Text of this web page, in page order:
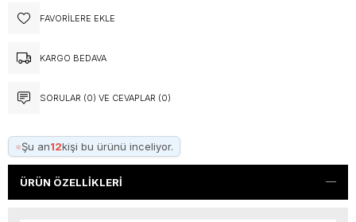
FAVORILERE EKLE
KARGO BEDAVA
SORULAR (0) VE CEVAPLAR (0)
●Şu an12kişi bu ürünü inceliyor.
ÜRÜN ÖZELLIKLERI